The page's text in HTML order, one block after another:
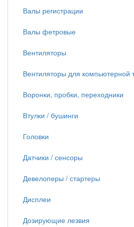
Валы регистрации
Валы фетровые
Вентиляторы
Вентиляторы для компьютерной
Воронки, пробки, переходники
Втулки / бушинги
Головки
Датчики / сенсоры
Девелоперы / стартеры
Дисплеи
Дозирующие лезвия